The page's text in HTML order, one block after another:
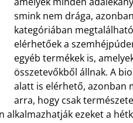
smink nem drága,
kategóriában
elérhetőek a
egyéb termékek is,
összetevőkből állnak. A
alatt is elérhető, azonban
arra, hogy csak
alkalmazhatják ezeket a